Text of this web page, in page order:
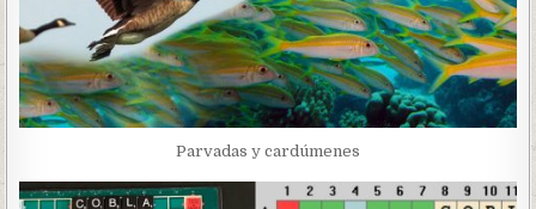
Parvadas y cardúmenes